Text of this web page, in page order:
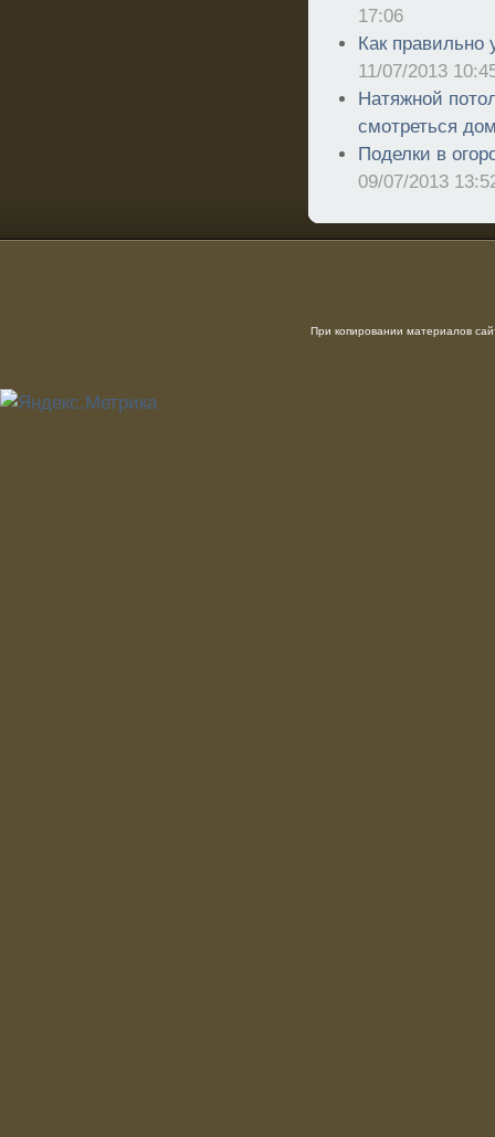
17:06
Как правильно
11/07/2013
Натяжной
смотреться
Поделки в
09/07/2013
При копировании материалов